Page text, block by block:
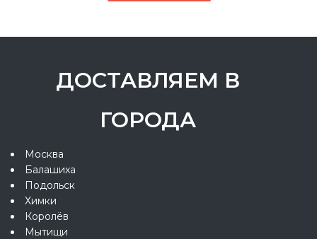
ДОСТАВЛЯЕМ В
ГОРОДА
Москва
Балашиха
Подольск
Химки
Королёв
Мытищи